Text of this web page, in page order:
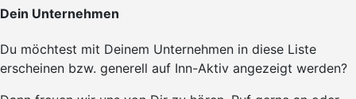
Dein Unternehmen
Du möchtest mit Deinem Unternehmen in diese Liste
erscheinen bzw. generell auf Inn-Aktiv angezeigt werden?